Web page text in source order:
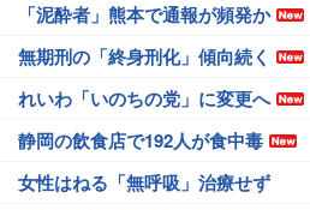
「泥酔者」熊本で通報が頻発か
無期刑の「終身刑化」傾向続く
れいわ「いのちの党」に変更へ
静岡の飲食店で192人が食中毒
女性はねる「無呼吸」治療せず